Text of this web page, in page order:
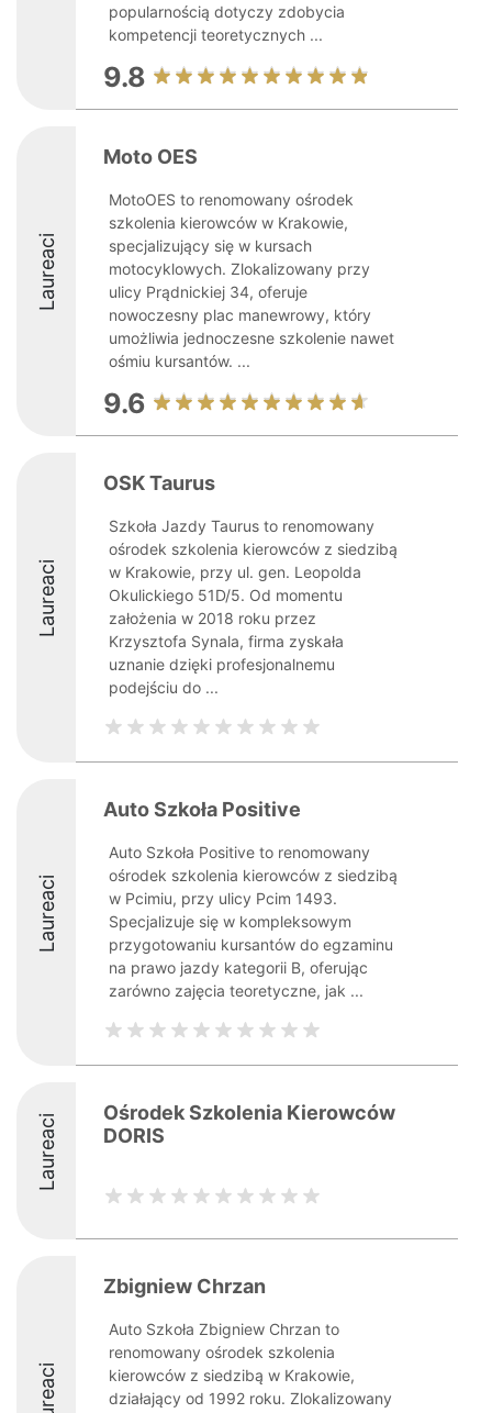
popularnością dotyczy zdobycia
kompetencji teoretycznych ...
9.8
Laureaci
Moto OES
MotoOES to renomowany ośrodek
szkolenia kierowców w Krakowie,
specjalizujący się w kursach
motocyklowych. Zlokalizowany przy
ulicy Prądnickiej 34, oferuje
nowoczesny plac manewrowy, który
umożliwia jednoczesne szkolenie nawet
ośmiu kursantów. ...
9.6
Laureaci
OSK Taurus
Szkoła Jazdy Taurus to renomowany
ośrodek szkolenia kierowców z siedzibą
w Krakowie, przy ul. gen. Leopolda
Okulickiego 51D/5. Od momentu
założenia w 2018 roku przez
Krzysztofa Synala, firma zyskała
uznanie dzięki profesjonalnemu
podejściu do ...
Laureaci
Auto Szkoła Positive
Auto Szkoła Positive to renomowany
ośrodek szkolenia kierowców z siedzibą
w Pcimiu, przy ulicy Pcim 1493.
Specjalizuje się w kompleksowym
przygotowaniu kursantów do egzaminu
na prawo jazdy kategorii B, oferując
zarówno zajęcia teoretyczne, jak ...
Laureaci
Ośrodek Szkolenia Kierowców
DORIS
Zbigniew Chrzan
Auto Szkoła Zbigniew Chrzan to
renomowany ośrodek szkolenia
kierowców z siedzibą w Krakowie,
działający od 1992 roku. Zlokalizowany